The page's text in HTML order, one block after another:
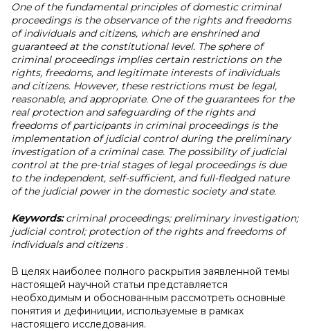
One of the fundamental principles of domestic criminal
proceedings is the observance of the rights and freedoms
of individuals and citizens, which are enshrined and
guaranteed at the constitutional level. The sphere of
criminal proceedings implies certain restrictions on the
rights, freedoms, and legitimate interests of individuals
and citizens. However, these restrictions must be legal,
reasonable, and appropriate. One of the guarantees for the
real protection and safeguarding of the rights and
freedoms of participants in criminal proceedings is the
implementation of judicial control during the preliminary
investigation of a criminal case. The possibility of judicial
control at the pre-trial stages of legal proceedings is due
to the independent, self-sufficient, and full-fledged nature
of the judicial power in the domestic society and state.
Keywords:criminal proceedings; preliminary investigation;
judicial control; protection of the rights and freedoms of
individuals and citizens .
В целях наиболее полного раскрытия заявленной темы
настоящей научной статьи представляется
необходимым и обоснованным рассмотреть основные
понятия и дефиниции, используемые в рамках
настоящего исследования.